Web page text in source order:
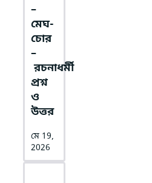
–
মেঘ-
চোর
–
রচনাধর্মী
প্রশ্ন
ও
উত্তর
মে 19,
2026